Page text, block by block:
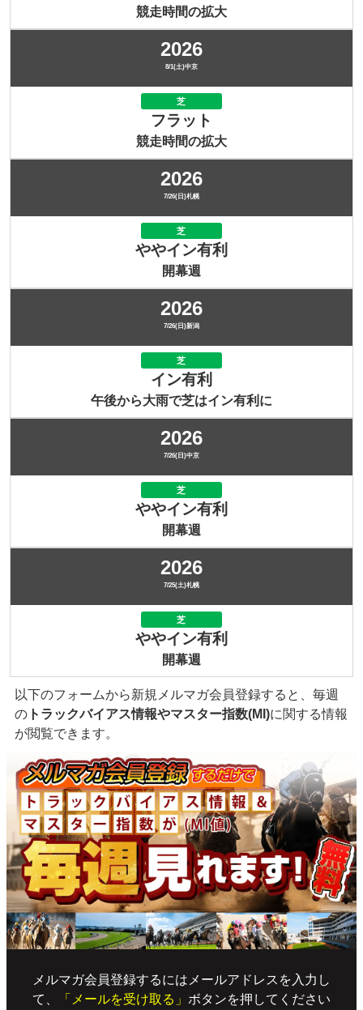
競走時間の拡大
2026
8/1(土)中京
芝
フラット
競走時間の拡大
2026
7/26(日)札幌
芝
ややイン有利
開幕週
2026
7/26(日)新潟
芝
イン有利
午後から大雨で芝はイン有利に
2026
7/26(日)中京
芝
ややイン有利
開幕週
2026
7/25(土)札幌
芝
ややイン有利
開幕週
以下のフォームから新規メルマガ会員登録すると、毎週
の トラックバイアス情報やマスター指数(MI)に関する情報
が閲覧できます。
メルマガ会員登録するにはメールアドレスを入力し
て、
「メールを受け取る」 ボタンを押してください